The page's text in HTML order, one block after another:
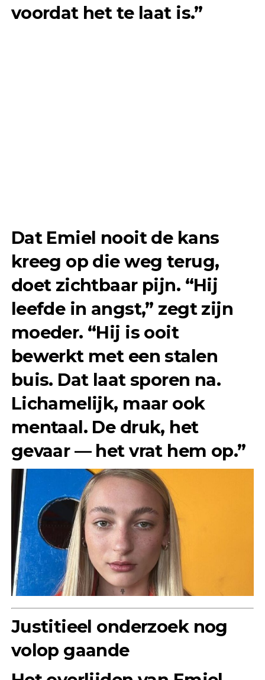
voordat het te laat is.”
Dat Emiel nooit de kans
kreeg op die weg terug,
doet zichtbaar pijn. “Hij
leefde in angst,” zegt zijn
moeder. “Hij is ooit
bewerkt met een stalen
buis. Dat laat sporen na.
Lichamelijk, maar ook
mentaal. De druk, het
gevaar — het vrat hem op.”
Justitieel onderzoek nog
volop gaande